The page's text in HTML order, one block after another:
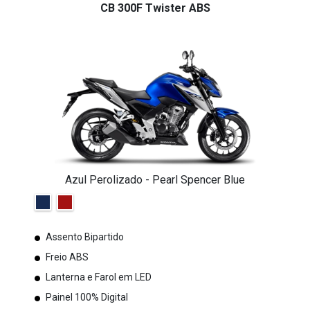
CB 300F Twister ABS
Azul Perolizado - Pearl Spencer Blue
Assento Bipartido
Freio ABS
Lanterna e Farol em LED
Painel 100% Digital